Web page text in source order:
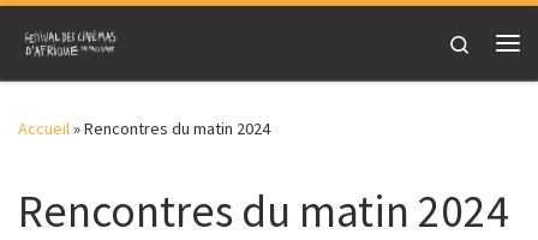
Skip to content
Search
Accueil»Rencontres du matin 2024
Rencontres du matin 2024